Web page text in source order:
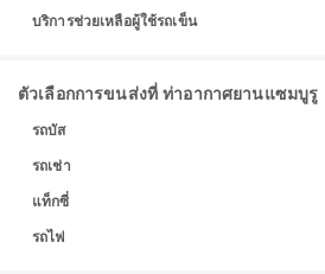
บริการช่วยเหลือผู้ใช้รถเข็น
ตัวเลือกการขนส่งที่ ท่าอากาศยานแซมบูรู
รถบัส
รถเช่า
แท็กซี่
รถไฟ